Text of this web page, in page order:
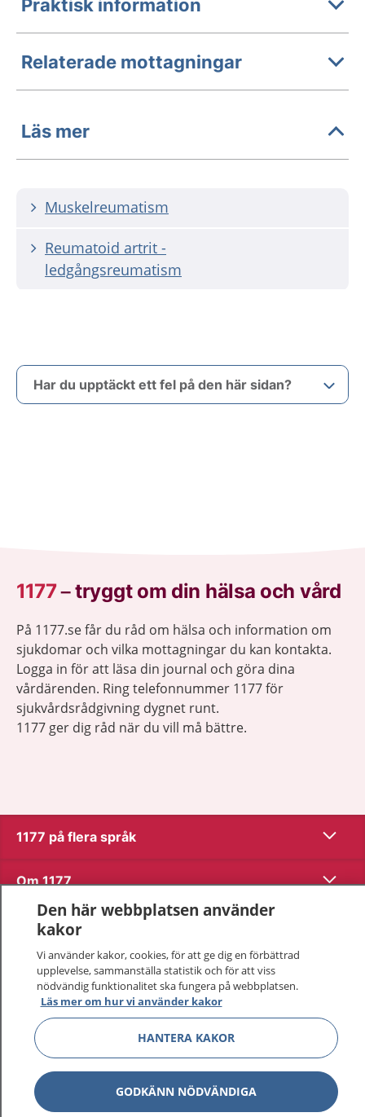
Praktisk information
Relaterade mottagningar
Läs mer
Muskelreumatism
Reumatoid artrit -
ledgångsreumatism
Har du upptäckt ett fel på den här sidan?
1177–tryggt om din hälsa och vård
På 1177.se får du råd om hälsa och information om
sjukdomar och vilka mottagningar du kan kontakta.
Logga in för att läsa din journal och göra dina
vårdärenden. Ring telefonnummer 1177 för
sjukvårdsrådgivning dygnet runt.
1177 ger dig råd när du vill må bättre.
1177 på flera språk Visa
Om 1177 Visa
Kontakt
Behandling av personuppgifter
Hantering av kakor
Inställningar för kakor
Den här webbplatsen använder
kakor
Vi använder kakor, cookies, för att ge dig en förbättrad
upplevelse, sammanställa statistik och för att viss
nödvändig funktionalitet ska fungera på webbplatsen.
Läs mer om hur vi använder kakor
HANTERA KAKOR
GODKÄNN NÖDVÄNDIGA